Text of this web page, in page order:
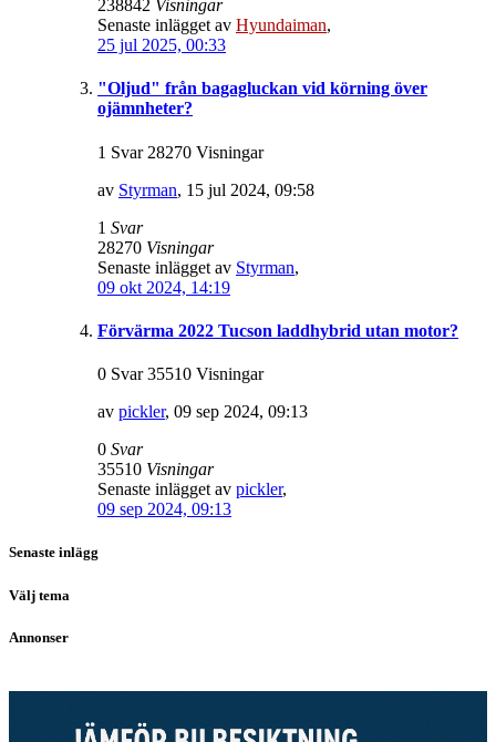
238842 Visningar
Senaste inlägget av Hyundaiman,
25 jul 2025, 00:33
"Oljud" från bagagluckan vid körning över
ojämnheter?
1 Svar 28270 Visningar
av Styrman, 15 jul 2024, 09:58
1 Svar
28270 Visningar
Senaste inlägget av Styrman,
09 okt 2024, 14:19
Förvärma 2022 Tucson laddhybrid utan motor?
0 Svar 35510 Visningar
av pickler, 09 sep 2024, 09:13
0 Svar
35510 Visningar
Senaste inlägget av pickler,
09 sep 2024, 09:13
Senaste inlägg
Välj tema
Annonser